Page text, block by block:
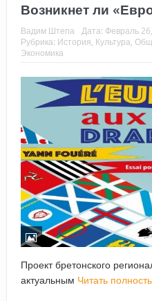
Возникнет ли
Вадим Штепа Дата: Февраль
Рубрика: История Культура
Экономика
Проект бретонского
актуальным Читать